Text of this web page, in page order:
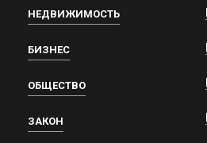
НЕДВИЖИМОСТЬ
БИЗНЕС
ОБЩЕСТВО
ЗАКОН